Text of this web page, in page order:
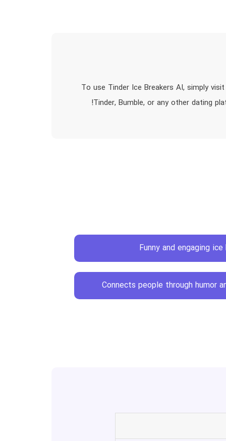
To use Tinder Ice Breakers AI, simply
Tinder, Bumble, or any other dating
Funny and engaging ice
Connects people through humor